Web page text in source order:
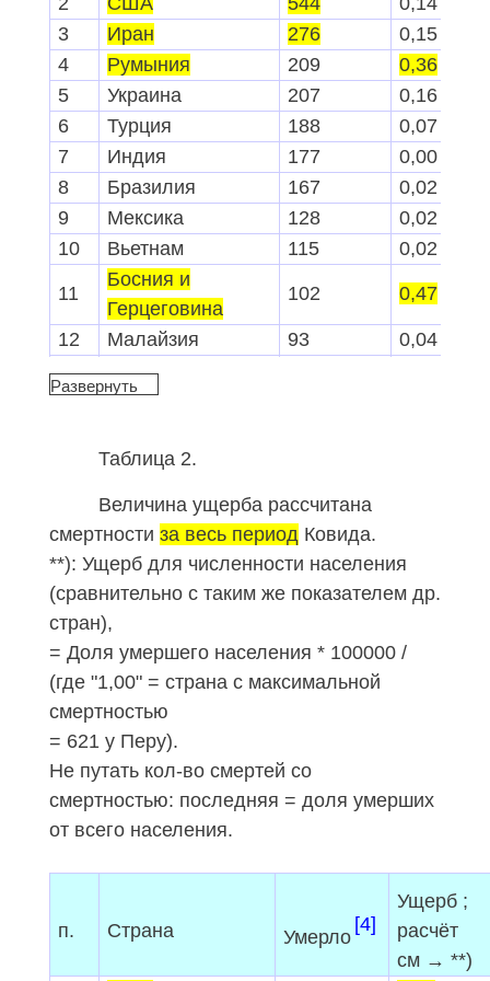
3
Иран 276
0,15
4
Румыния 209
0,36
5
Украина 207
0,16
6
Турция 188
0,07
7
Индия 177
0,00
8
Бразилия 167
0,02
9
Мексика 128
0,02
10
Вьетнам 115 0,02
11
Босния и
Герцеговина
102 0,47
12 Малайзия 93
0,04
13
Эфиопия
14
Индонезия
ЮАР
Испания 49
19
реция
20
Гватемала 41
0,02
21
22
Болгария 40
0,04
23
Колумбия 38
24
Германия
25
Египет
26
Филиппины 36
27
Италия 34
0,00
28
Тунис
0,00
31
Казахстан
0,01
0,00
Развернуть
Таблица 2.
Величина ущерба рассчитана
смертности за весь период Ковида.
**): Ущерб для численности населения
(сравнительно с таким же показателем др.
стран),
= Доля умершего населения * 100000 /
(где "1,00" = страна с максимальной
смертностью
= 621 у Перу).
Не путать кол-во смертей со
смертностью: последняя = доля умерших
от всего населения.
п. Страна Умерло
[4]
Ущерб ;
расчёт
см → **)